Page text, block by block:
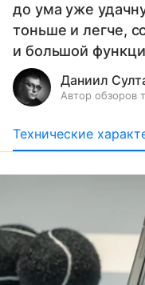
до ума уже
тоньше и легче,
и большой
Даниил
Автор обзоров
Технические